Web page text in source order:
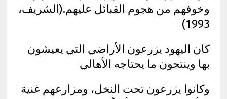
وخوفهم من هجوم القبائل عليهم.(الشريف،
1993)
كان اليهود يزرعون الأراضي التي يعيشون
بها وينتجون ما يحتاجه الأهالي
وكانوا يزرعون تحت النخل، ومزارعهم غنية